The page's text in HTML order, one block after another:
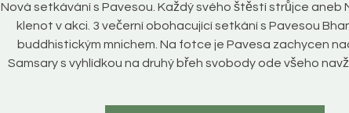
Nová setkávání s Pavesou. Každý svého štěstí strůjce aneb
klenot v akci. 3 večerní obohacující setkání s Pavesou
buddhistickým mnichem. Na fotce je Pavesa zachycen
Samsary s vyhlídkou na druhý břeh svobody ode všeho